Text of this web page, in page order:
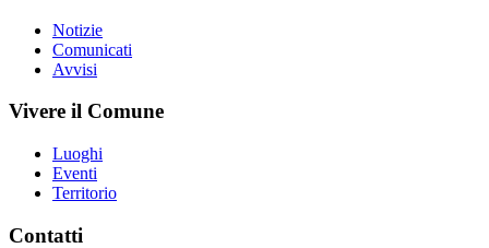
Notizie
Comunicati
Avvisi
Vivere il Comune
Luoghi
Eventi
Territorio
Contatti